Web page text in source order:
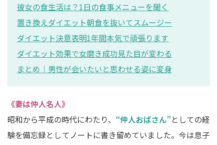
彼女の食生活は？1日の食事メニューを聞く
置き換えダイエット朝食を抜いてスムージー
ダイエット決意表明1年間本気で頑張ります
ダイエット効果で女磨き成功見た目が変わる
まとめ｜男性が会いたいと思わせる姿に変身
《妻は仲人名人》
昭和から平成の時代にわたり、 “仲人おばさん”としての経
験を備忘録としてノートに書き留めていました。今は息子